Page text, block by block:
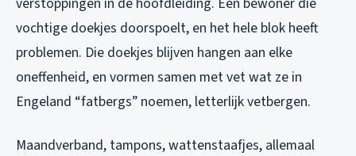
vochtige doekjes doorspoelt, en het hele blok heeft
problemen. Die doekjes blijven hangen aan elke
oneffenheid, en vormen samen met vet wat ze in
Engeland “fatbergs” noemen, letterlijk vetbergen.
Maandverband, tampons, wattenstaafjes, allemaal